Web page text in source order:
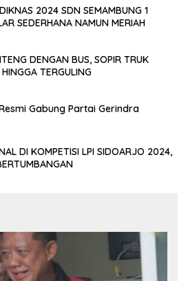
2024 SDN SEMAMBUNG 1
SEDERHANA NAMUN MERIAH
DENGAN BUS, SOPIR TRUK
TERGULING
Gabung Partai Gerindra
DI KOMPETISI LPI SIDOARJO 2024,